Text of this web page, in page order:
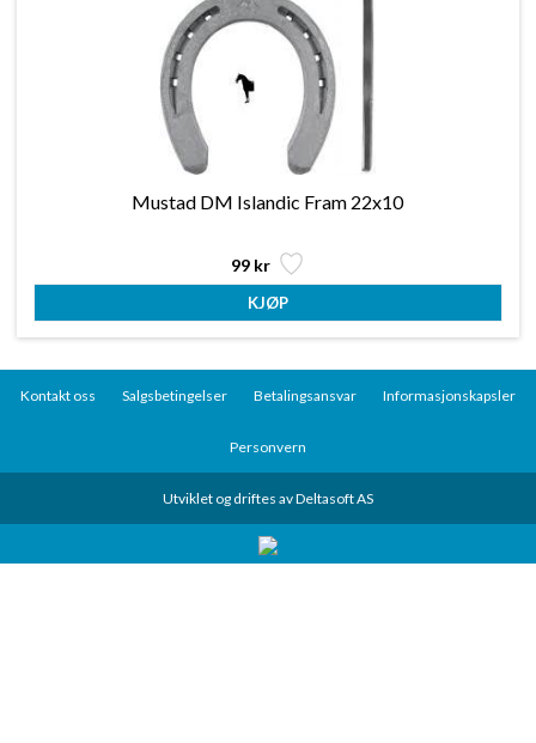
Mustad DM Islandic Fram 22x10
99 kr
Kontakt oss Salgsbetingelser Betalingsansvar Informasjonskapsler
Personvern
Utviklet og driftes av Deltasoft AS